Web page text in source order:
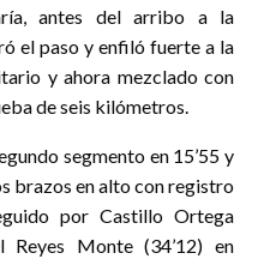
antes del arribo a la
el paso y enfiló fuerte a la
y ahora mezclado con
de seis kilómetros.
segmento en 15’55 y
brazos en alto con registro
por Castillo Ortega
Reyes Monte (34’12) en